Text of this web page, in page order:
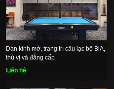
Dán kính mờ, trang trí câu lạc bộ BiA,
thú vị và đẳng cấp
Liên hệ